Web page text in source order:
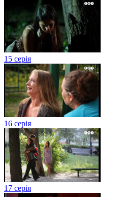
15 серія
16 серія
17 серія